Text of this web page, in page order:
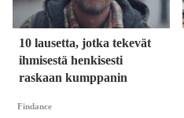
10 lausetta, jotka tekevät
ihmisestä henkisesti
raskaan kumppanin
Findance